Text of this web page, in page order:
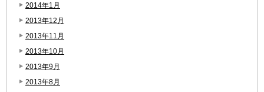
2014年1月
2013年12月
2013年11月
2013年10月
2013年9月
2013年8月